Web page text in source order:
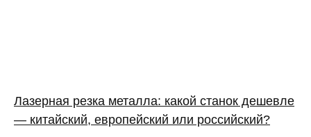
Лазерная резка металла: какой станок дешевле
— китайский, европейский или российский?